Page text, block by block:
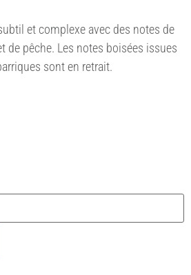
et complexe avec des notes de
de pêche. Les notes boisées issues
sont en retrait.